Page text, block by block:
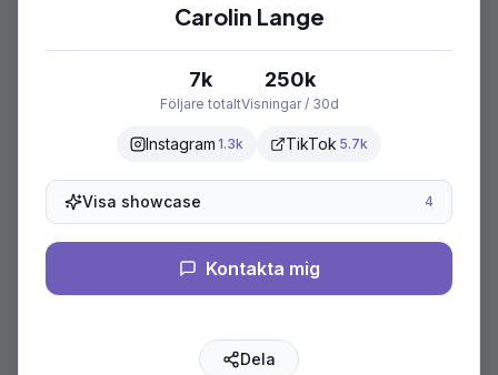
Carolin Lange
7k
Följare totalt
250k
Visningar / 30d
Instagram 1.3k TikTok 5.7k
Visa showcase 4
Kontakta mig
Dela